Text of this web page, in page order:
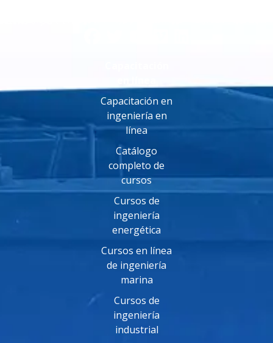
Capacitación en
ingeniería en
línea
Catálogo
completo de
cursos
Cursos de
ingeniería
energética
Cursos en línea
de ingeniería
marina
Cursos de
ingeniería
industrial